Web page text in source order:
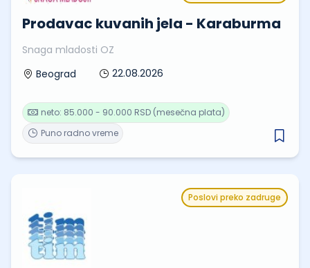
Prodavac kuvanih jela - Karaburma
Snaga mladosti OZ
Beograd
22.08.2026
Puno radno vreme
neto: 85.000 - 90.000 RSD (mesečna plata)
Poslovi preko zadruge